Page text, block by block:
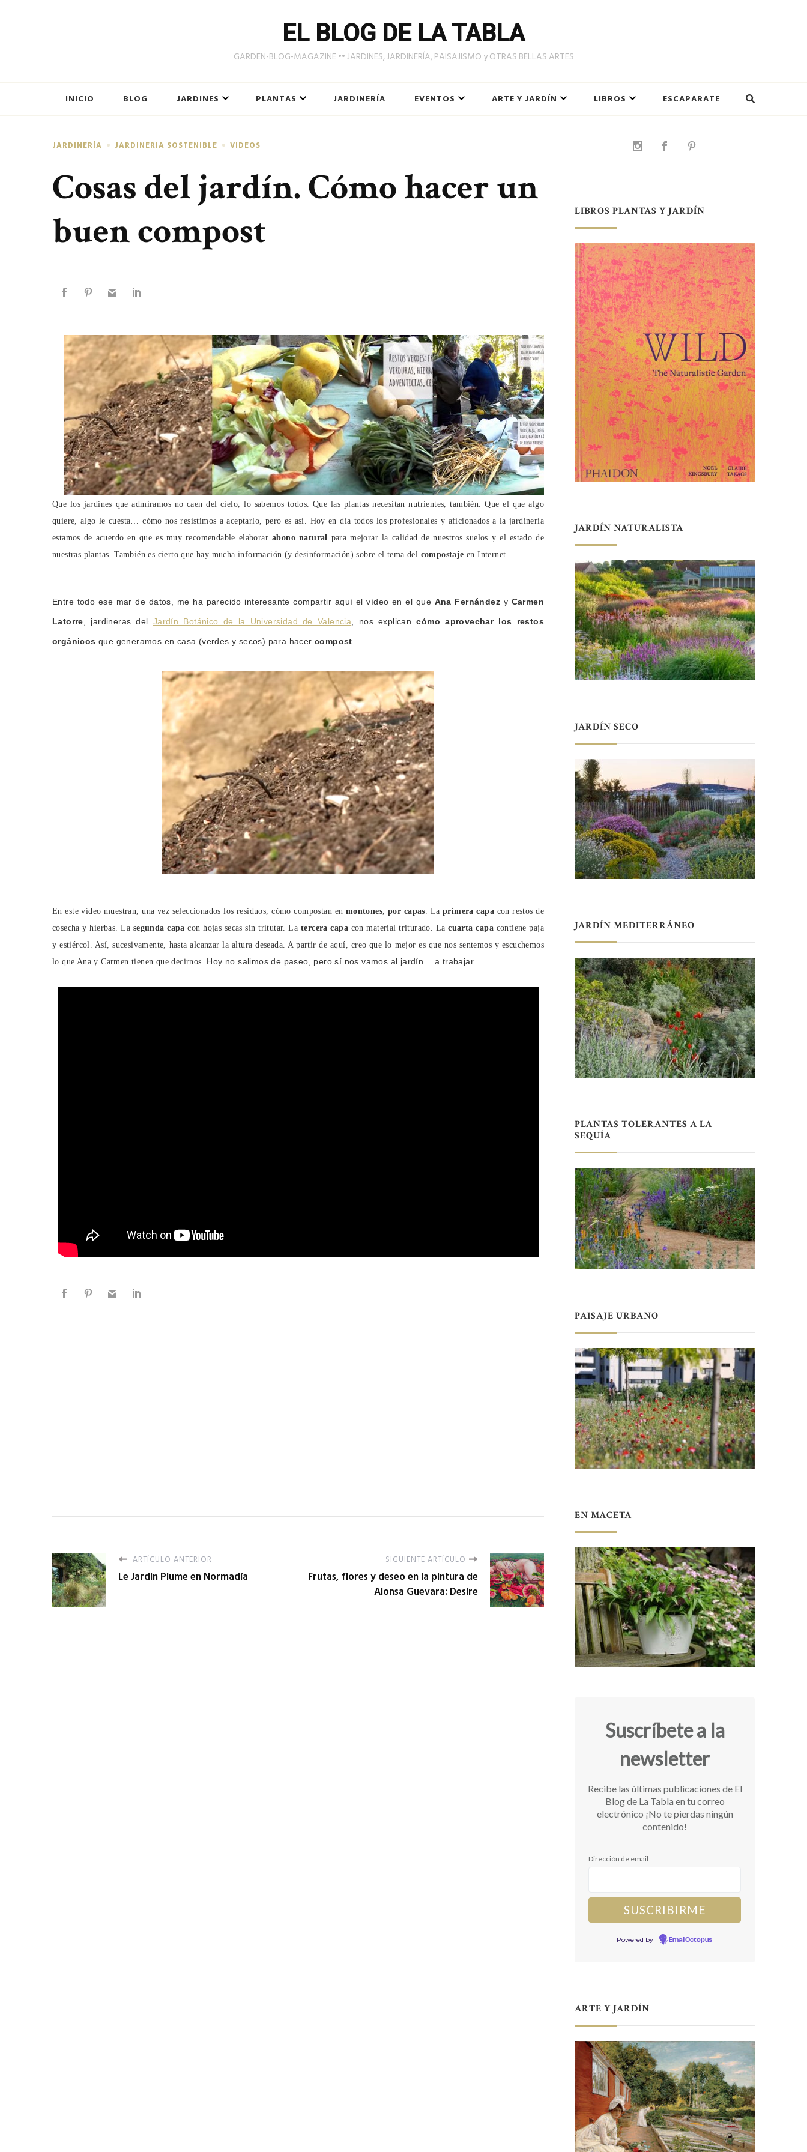
EL BLOG DE LA TABLA
GARDEN-BLOG-MAGAZINE •• JARDINES, JARDINERÍA, PAISAJISMO y OTRAS BELLAS ARTES
INICIO BLOG JARDINES PLANTAS JARDINERÍA EVENTOS ARTE Y JARDÍN LIBROS ESCAPARATE
JARDINERÍA JARDINERIA SOSTENIBLE VIDEOS
Cosas del jardín. Cómo hacer un
buen compost
Que los jardines que admiramos no caen del cielo, lo sabemos todos. Que las plantas necesitan nutrientes, también. Que el que algo
quiere, algo le cuesta… cómo nos resistimos a aceptarlo, pero es así. Hoy en día todos los profesionales y aficionados a la jardinería
estamos de acuerdo en que es muy recomendable elaborar abono natural para mejorar la calidad de nuestros suelos y el estado de
nuestras plantas. También es cierto que hay mucha información (y desinformación) sobre el tema del compostajeen Internet.
Entre todo ese mar de datos, me ha parecido interesante compartir aquí el vídeo en el que Ana Fernándezy Carmen
Latorre , jardineras del Jardín Botánico de la Universidad de Valencia , nos explicancómo aprovechar los restos
orgánicos que generamos en casa (verdes y secos) para hacercompost
En este vídeo muestran, una vez seleccionados los residuos, cómo compostan en montones, por capas. Laprimera capacon restos de
cosecha y hierbas. La segunda capa con hojas secas sin tritutar. La tercera capa con material triturado. Lacuarta capacontiene paja
y estiércol. Así, sucesivamente, hasta alcanzar la altura deseada. A partir de aquí, creo que lo mejor es que nos sentemos y escuchemos
lo que Ana y Carmen tienen que decirnos. Hoy no salimos de paseo, pero sí nos vamos al jardín… a trabajar.
ARTÍCULO ANTERIOR
Le Jardin Plume en Normadía
SIGUIENTE ARTÍCULO
Frutas, flores y deseo en la pintura de
Alonsa Guevara: Desire
LIBROS PLANTAS Y JARDÍN
JARDÍN NATURALISTA
JARDÍN SECO
JARDÍN MEDITERRÁNEO
PLANTAS TOLERANTES A LA
SEQUÍA
PAISAJE URBANO
EN MACETA
Suscríbete a la
newsletter
Recibe las últimas publicaciones de El
Blog de La Tabla en tu correo
electrónico ¡No te pierdas ningún
contenido!
Dirección de email
Powered by EmailOctopus
ARTE Y JARDÍN